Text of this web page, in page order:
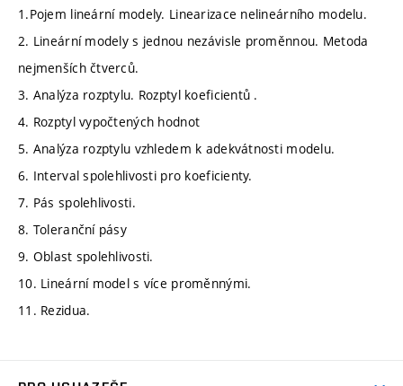
1.Pojem lineární modely. Linearizace nelineárního modelu.
2. Lineární modely s jednou nezávisle proměnnou. Metoda
nejmenších čtverců.
3. Analýza rozptylu. Rozptyl koeficientů .
4. Rozptyl vypočtených hodnot
5. Analýza rozptylu vzhledem k adekvátnosti modelu.
6. Interval spolehlivosti pro koeficienty.
7. Pás spolehlivosti.
8. Toleranční pásy
9. Oblast spolehlivosti.
10. Lineární model s více proměnnými.
11. Rezidua.